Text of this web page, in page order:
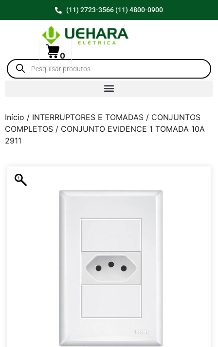
(11) 2723-3566 (11) 4800-0900
0
Início / INTERRUPTORES E TOMADAS / CONJUNTOS
COMPLETOS / CONJUNTO EVIDENCE 1 TOMADA 10A
2911